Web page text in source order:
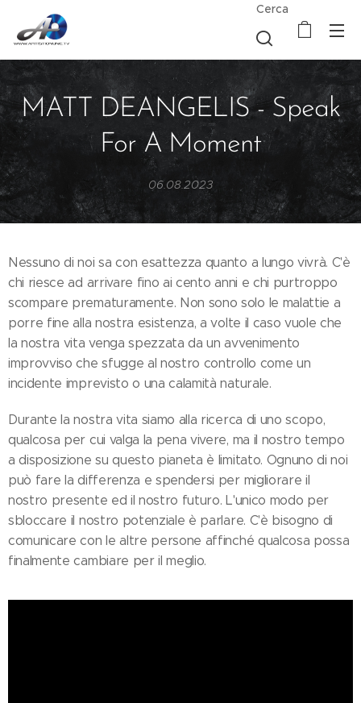
Cerca
MATT DEANGELIS - Speak
For A Moment
06.08.2023
Nessuno di noi sa con esattezza quanto a lungo vivrà. C'è
chi riesce ad arrivare fino ai cento anni e chi purtroppo
scompare prematuramente. Non sono solo le malattie a
porre fine alla nostra esistenza, a volte il caso vuole che
la nostra vita venga spezzata da un avvenimento
improvviso che sfugge al nostro controllo come un
incidente imprevisto o una calamità naturale.
Durante la nostra vita siamo alla ricerca di uno scopo,
qualcosa per cui valga la pena vivere, ma il nostro tempo
a disposizione su questo pianeta è limitato. Ognuno di noi
può fare la differenza e spendersi per migliorare il
nostro presente ed il nostro futuro. L'unico modo per
sbloccare il nostro potenziale è parlare. C'è bisogno di
comunicare con le altre persone affinché qualcosa possa
finalmente cambiare per il meglio.